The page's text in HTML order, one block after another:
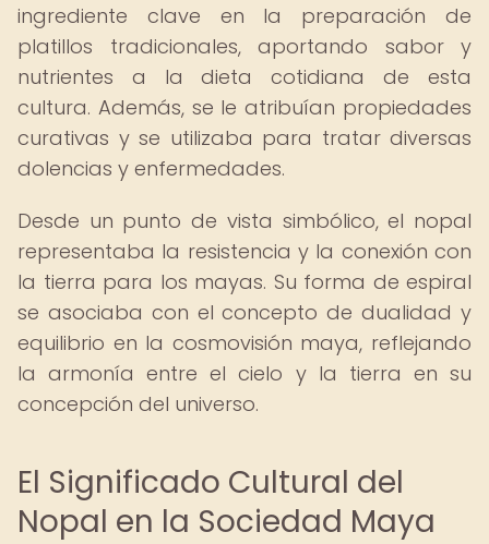
ingrediente clave en la preparación de
platillos tradicionales, aportando sabor y
nutrientes a la dieta cotidiana de esta
cultura. Además, se le atribuían propiedades
curativas y se utilizaba para tratar diversas
dolencias y enfermedades.
Desde un punto de vista simbólico, el nopal
representaba la resistencia y la conexión con
la tierra para los mayas. Su forma de espiral
se asociaba con el concepto de dualidad y
equilibrio en la cosmovisión maya, reflejando
la armonía entre el cielo y la tierra en su
concepción del universo.
El Significado Cultural del
Nopal en la Sociedad Maya